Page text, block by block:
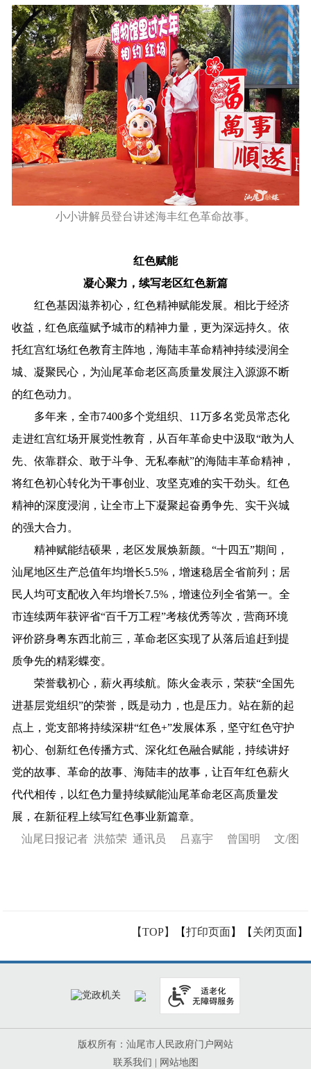
小小讲解员登台讲述海丰红色革命故事。
红色赋能
凝心聚力，续写老区红色新篇
红色基因滋养初心，红色精神赋能发展。相比于经济
收益，红色底蕴赋予城市的精神力量，更为深远持久。依
托红宫红场红色教育主阵地，海陆丰革命精神持续浸润全
城、凝聚民心，为汕尾革命老区高质量发展注入源源不断
的红色动力。
多年来，全市7400多个党组织、11万多名党员常态化
走进红宫红场开展党性教育，从百年革命史中汲取“敢为人
先、依靠群众、敢于斗争、无私奉献”的海陆丰革命精神，
将红色初心转化为干事创业、攻坚克难的实干劲头。红色
精神的深度浸润，让全市上下凝聚起奋勇争先、实干兴城
的强大合力。
精神赋能结硕果，老区发展焕新颜。“十四五”期间，
汕尾地区生产总值年均增长5.5%，增速稳居全省前列；居
民人均可支配收入年均增长7.5%，增速位列全省第一。全
市连续两年获评省“百千万工程”考核优秀等次，营商环境
评价跻身粤东西北前三，革命老区实现了从落后追赶到提
质争先的精彩蝶变。
荣誉载初心，薪火再续航。陈火金表示，荣获“全国先
进基层党组织”的荣誉，既是动力，也是压力。站在新的起
点上，党支部将持续深耕“红色+”发展体系，坚守红色守护
初心、创新红色传播方式、深化红色融合赋能，持续讲好
党的故事、革命的故事、海陆丰的故事，让百年红色薪火
代代相传，以红色力量持续赋能汕尾革命老区高质量发
展，在新征程上续写红色事业新篇章。
汕尾日报记者 洪笳荣 通讯员 吕嘉宇 曾国明 文/图
【TOP】 【打印页面】【 关闭页面】
版权所有：汕尾市人民政府门户网站
联系我们
网站地图